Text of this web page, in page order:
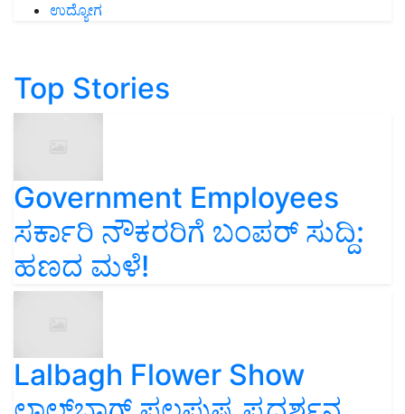
ಉದ್ಯೋಗ
Top Stories
Government Employees
ಸರ್ಕಾರಿ ನೌಕರರಿಗೆ ಬಂಪರ್‌ ಸುದ್ದಿ:
ಹಣದ ಮಳೆ!
Lalbagh Flower Show